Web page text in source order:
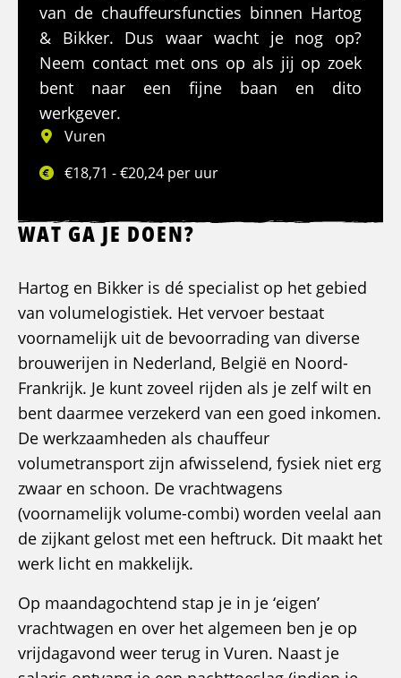
van de chauffeursfuncties binnen Hartog
& Bikker. Dus waar wacht je nog op?
Neem contact met ons op als jij op zoek
bent naar een fijne baan en dito
werkgever.
Vuren
€18,71 - €20,24 per uur
WAT GA JE DOEN?
Hartog en Bikker is dé specialist op het gebied
van volumelogistiek. Het vervoer bestaat
voornamelijk uit de bevoorrading van diverse
brouwerijen in Nederland, België en Noord-
Frankrijk. Je kunt zoveel rijden als je zelf wilt en
bent daarmee verzekerd van een goed inkomen.
De werkzaamheden als chauffeur
volumetransport zijn afwisselend, fysiek niet erg
zwaar en schoon. De vrachtwagens
(voornamelijk volume-combi) worden veelal aan
de zijkant gelost met een heftruck. Dit maakt het
werk licht en makkelijk.
Op maandagochtend stap je in je ‘eigen’
vrachtwagen en over het algemeen ben je op
vrijdagavond weer terug in Vuren. Naast je